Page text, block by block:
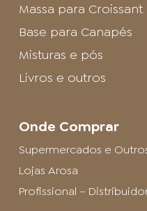
Massa para Croissant
Base para Canapés
Misturas e pós
Livros e outros
Onde Comprar
Supermercados e
Lojas Arosa
Profissional –